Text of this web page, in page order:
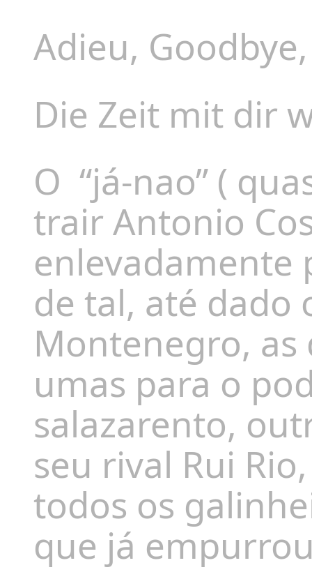
Adieu,
Die Zeit mit dir
O “já-nao” (
trair Antonio
enlevadamente
de tal, até dado
Montenegro,
umas para o
salazarento,
seu rival Rui
todos os
que já